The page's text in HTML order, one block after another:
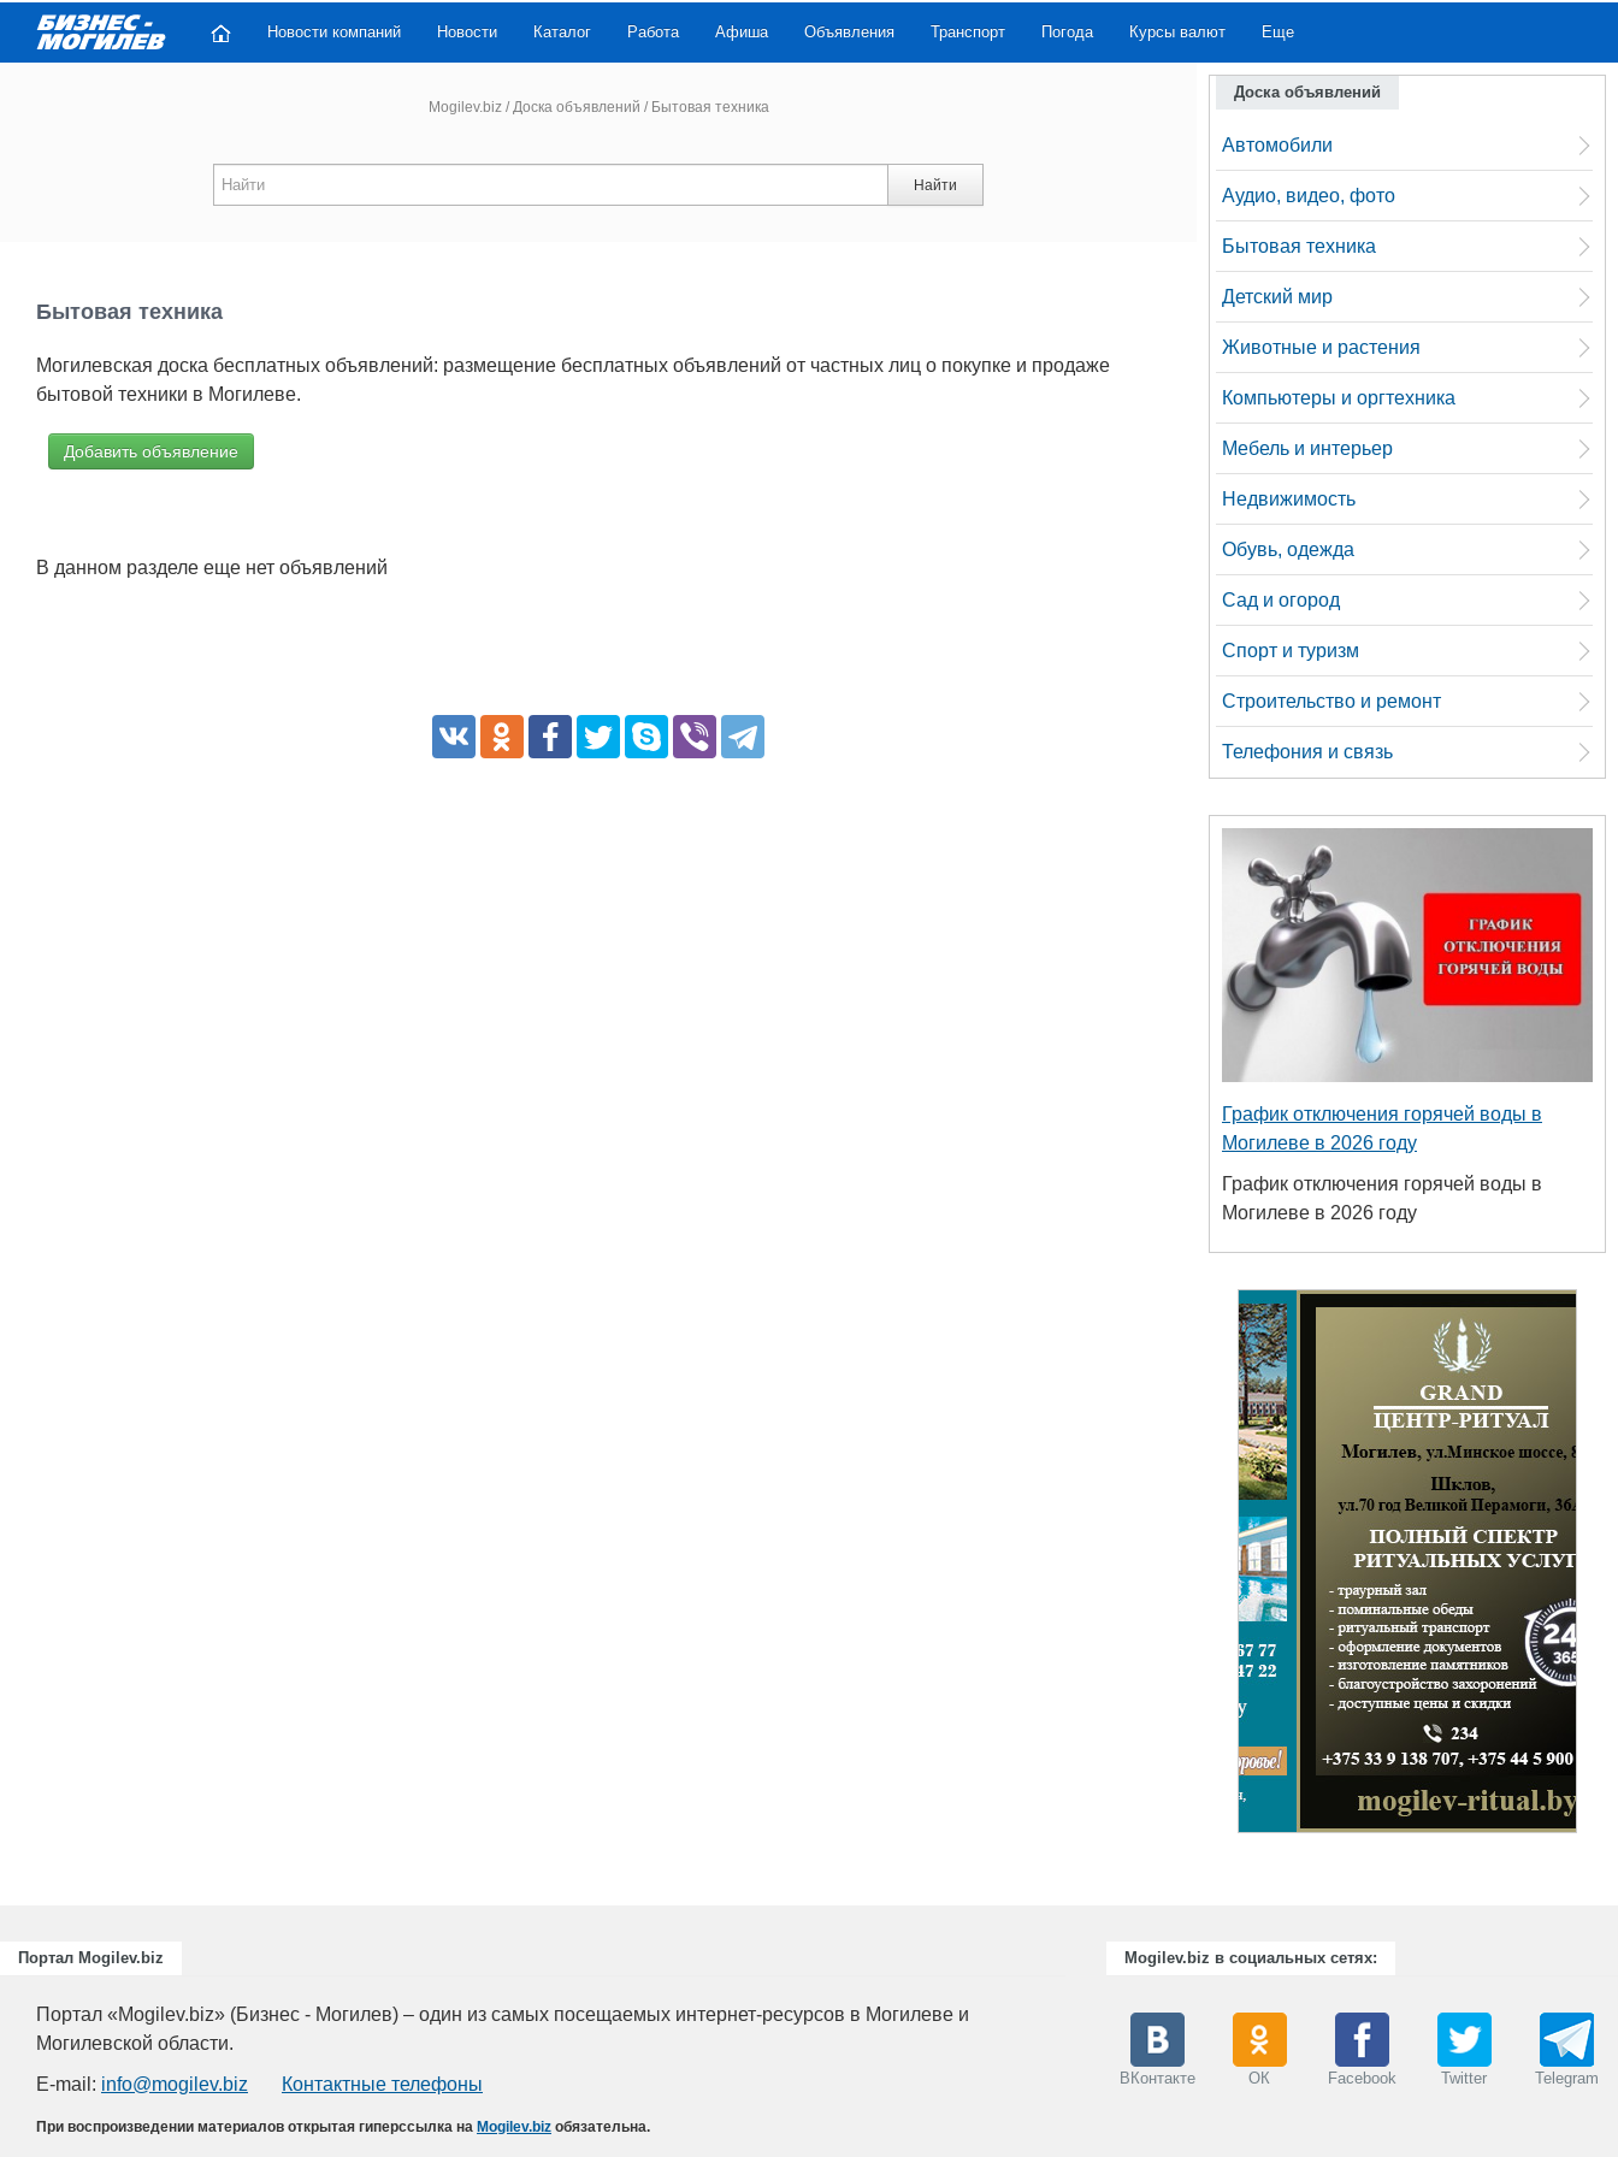
Новости компаний Новости Каталог Работа Афиша Объявления Транспорт Погода Курсы валют Еще
Mogilev.biz / Доска объявлений /Бытовая техника
Найти
Бытовая техника
Могилевская доска бесплатных объявлений: размещение бесплатных объявлений от частных лиц о покупке и продаже
бытовой техники в Могилеве.
Добавить объявление
В данном разделе еще нет объявлений
Доска объявлений
Автомобили
Аудио, видео, фото
Бытовая техника
Детский мир
Животные и растения
Компьютеры и оргтехника
Мебель и интерьер
Недвижимость
Обувь, одежда
Сад и огород
Спорт и туризм
Строительство и ремонт
Телефония и связь
График отключения горячей воды в
Могилеве в 2026 году
График отключения горячей воды в
Могилеве в 2026 году
Портал Mogilev.biz
Портал «Mogilev.biz» (Бизнес - Могилев) – один из самых посещаемых интернет-ресурсов в Могилеве и
Могилевской области.
E-mail: info@mogilev.biz Контактные телефоны
При воспроизведении материалов открытая гиперссылка на Mogilev.biz обязательна.
Mogilev.biz в социальных сетях:
ВКонтакте ОК Facebook Twitter Telegram